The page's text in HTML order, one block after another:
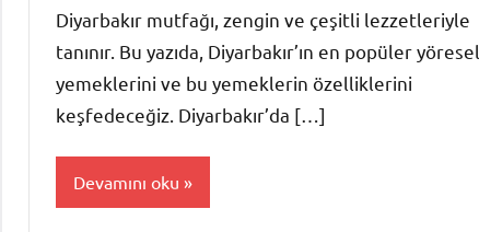
Diyarbakır mutfağı, zengin ve çeşitli lezzetleriyle
tanınır. Bu yazıda, Diyarbakır’ın en popüler yöresel
yemeklerini ve bu yemeklerin özelliklerini
keşfedeceğiz. Diyarbakır’da […]
Devamını oku